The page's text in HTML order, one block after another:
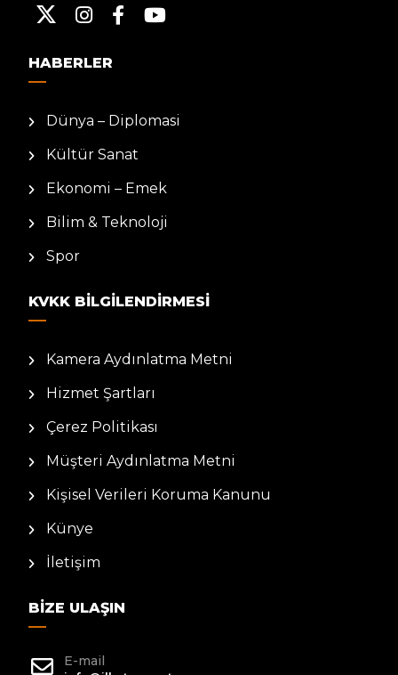
HABERLER
Dünya – Diplomasi
Kültür Sanat
Ekonomi – Emek
Bilim & Teknoloji
Spor
KVKK BILGILENDIRMESI
Kamera Aydınlatma Metni
Hizmet Şartları
Çerez Politikası
Müşteri Aydınlatma Metni
Kişisel Verileri Koruma Kanunu
Künye
İletişim
BIZE ULAŞIN
E-mail